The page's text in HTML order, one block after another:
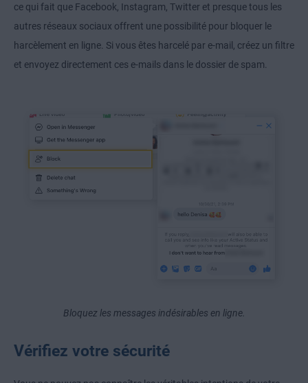
ce qui fait que Facebook, Instagram, Twitter et presque tous les
autres réseaux sociaux offrent une possibilité pour bloquer le
harcèlement en ligne. Si vous êtes harcelé par e-mail, créez un filtre
et envoyez directement ces e-mails dans le dossier de spam.
Bloquez les messages indésirables en ligne.
Vérifiez votre sécurité